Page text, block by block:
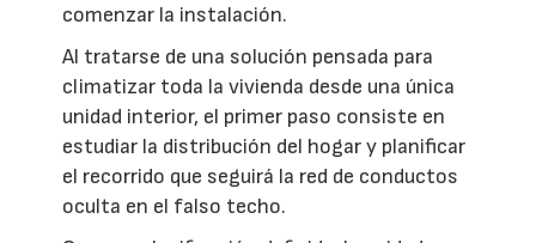
comenzar la instalación.
Al tratarse de una solución pensada para
climatizar toda la vivienda desde una única
unidad interior, el primer paso consiste en
estudiar la distribución del hogar y planificar
el recorrido que seguirá la red de conductos
oculta en el falso techo.